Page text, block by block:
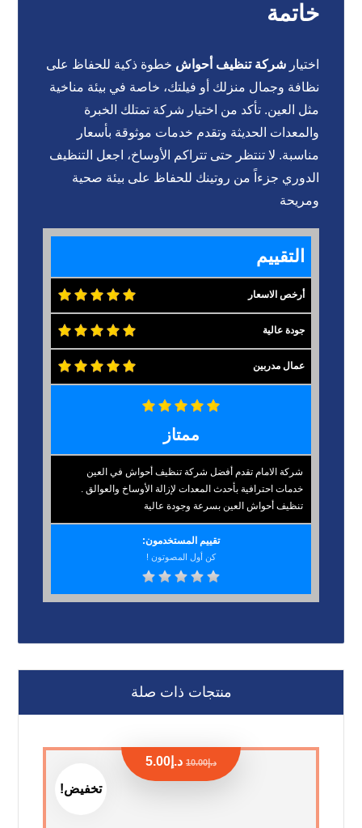
خاتمة
اختيارشركة تنظيف أحواش خطوة ذكية للحفاظ على
نظافة وجمال منزلك أو فيلتك، خاصة في بيئة مناخية
مثل العين. تأكد من اختيار شركة تمتلك الخبرة
والمعدات الحديثة وتقدم خدمات موثوقة بأسعار
مناسبة. لا تنتظر حتى تتراكم الأوساخ، اجعل التنظيف
الدوري جزءاً من روتينك للحفاظ على بيئة صحية
ومريحة
التقييم
أرخص الاسعار
جودة عالية
عمال مدربين
ممتاز
شركة الامام تقدم أفضل شركة تنظيف أحواش في العين
خدمات احترافية بأحدث المعدات لإزالة الأوساخ والعوالق .
تنظيف أحواش العين بسرعة وجودة عالية
تقييم المستخدمون:
كن أول المصوتون !
منتجات ذات صلة
تخفيض!
د.إ10.00 د.إ5.00